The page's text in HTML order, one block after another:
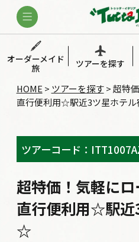
オーダーメイド
旅
ツアーを探す
HOME > ツアーを探す>超特
直行便利用☆駅近3ツ星ホテ
ツアーコード：
超特価！気軽にロ
直行便利用☆駅近
☆